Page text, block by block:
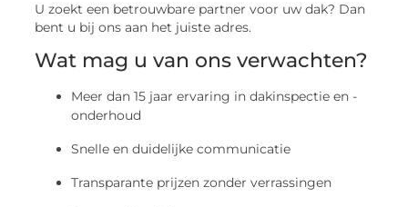
U zoekt een betrouwbare partner voor uw dak? Dan
bent u bij ons aan het juiste adres.
Wat mag u van ons verwachten?
Meer dan 15 jaar ervaring in dakinspectie en -
onderhoud
Snelle en duidelijke communicatie
Transparante prijzen zonder verrassingen